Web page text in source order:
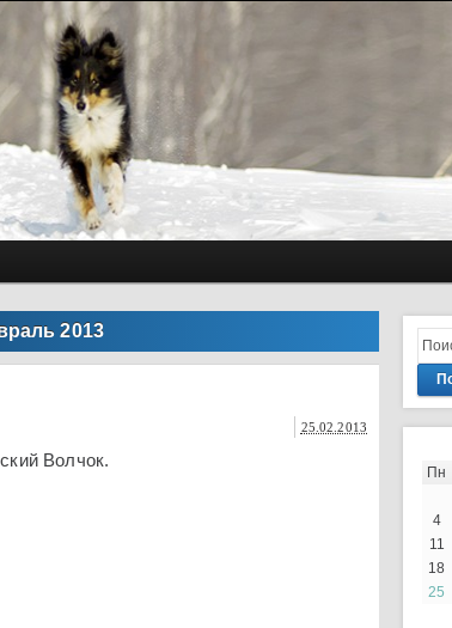
2013
25.02.2013
Волчок.
Пн
4
11
18
25